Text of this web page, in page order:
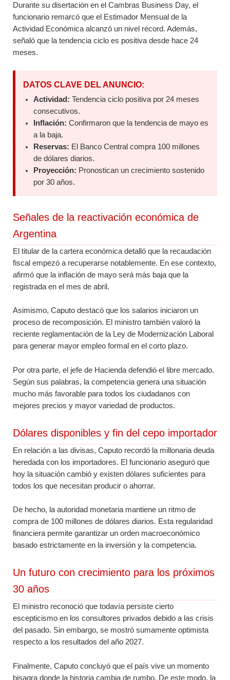
Durante su disertación en el Cambras Business Day, el
funcionario remarcó que el Estimador Mensual de la
Actividad Económica alcanzó un nivel récord. Además,
señaló que la tendencia ciclo es positiva desde hace 24
meses.
DATOS CLAVE DEL ANUNCIO:
Actividad: Tendencia ciclo positiva por 24 meses
consecutivos.
Inflación: Confirmaron que la tendencia de mayo es
a la baja.
Reservas: El Banco Central compra 100 millones
de dólares diarios.
Proyección: Pronostican un crecimiento sostenido
por 30 años.
Señales de la reactivación económica de
Argentina
El titular de la cartera económica detalló que la recaudación
fiscal empezó a recuperarse notablemente. En ese contexto,
afirmó que la inflación de mayo será más baja que la
registrada en el mes de abril.
Asimismo, Caputo destacó que los salarios iniciaron un
proceso de recomposición. El ministro también valoró la
reciente reglamentación de la Ley de Modernización Laboral
para generar mayor empleo formal en el corto plazo.
Por otra parte, el jefe de Hacienda defendió el libre mercado.
Según sus palabras, la competencia genera una situación
mucho más favorable para todos los ciudadanos con
mejores precios y mayor variedad de productos.
Dólares disponibles y fin del cepo importador
En relación a las divisas, Caputo recordó la millonaria deuda
heredada con los importadores. El funcionario aseguró que
hoy la situación cambió y existen dólares suficientes para
todos los que necesitan producir o ahorrar.
De hecho, la autoridad monetaria mantiene un ritmo de
compra de 100 millones de dólares diarios. Esta regularidad
financiera permite garantizar un orden macroeconómico
basado estrictamente en la inversión y la competencia.
Un futuro con crecimiento para los próximos
30 años
El ministro reconoció que todavía persiste cierto
escepticismo en los consultores privados debido a las crisis
del pasado. Sin embargo, se mostró sumamente optimista
respecto a los resultados del año 2027.
Finalmente, Caputo concluyó que el país vive un momento
bisagra donde la historia cambia de rumbo. De este modo, la